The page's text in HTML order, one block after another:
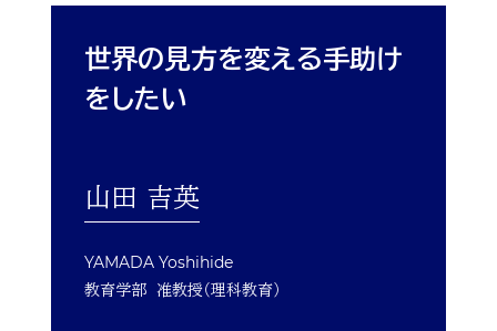
世界の見方を変える手助け
をしたい
山田 吉英
YAMADA Yoshihide
教育学部 准教授（理科教育）